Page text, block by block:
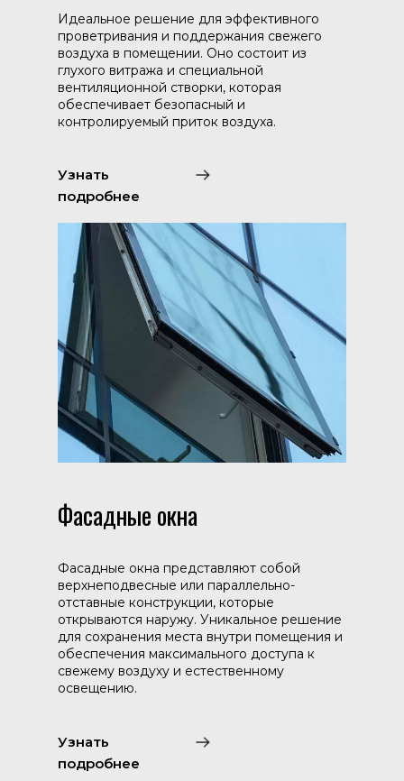
Узнать
подробнее
Узнать
подробнее
Фасадные окна представляют собой
верхнеподвесные или параллельно-
отставные конструкции, которые
открываются наружу. Уникальное решение
для сохранения места внутри помещения и
обеспечения максимального доступа к
свежему воздуху и естественному
освещению.
Фасадные окна
Идеальное решение для эффективного
проветривания и поддержания свежего
воздуха в помещении. Оно состоит из
глухого витража и специальной
вентиляционной створки, которая
обеспечивает безопасный и
контролируемый приток воздуха.